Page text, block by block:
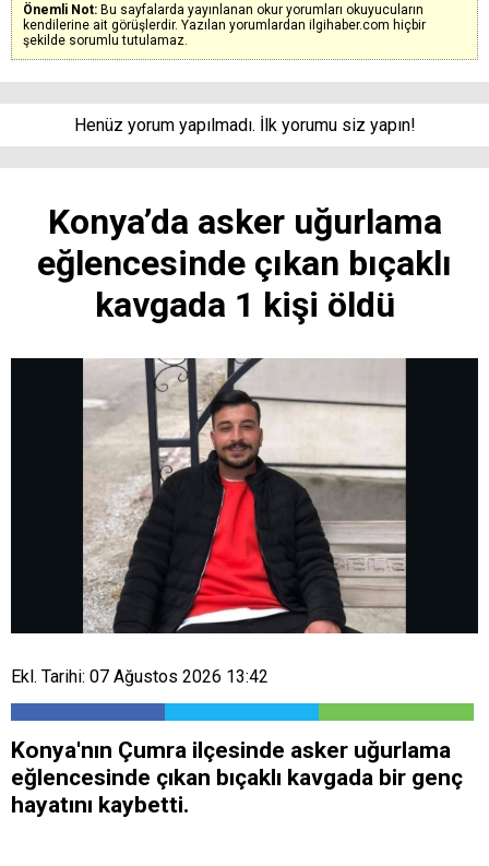
Önemli Not: Bu sayfalarda yayınlanan okur yorumları okuyucuların
kendilerine ait görüşlerdir. Yazılan yorumlardan ilgihaber.com hiçbir
şekilde sorumlu tutulamaz.
Henüz yorum yapılmadı. İlk yorumu siz yapın!
Konya’da asker uğurlama
eğlencesinde çıkan bıçaklı
kavgada 1 kişi öldü
Ekl. Tarihi: 07 Ağustos 2026 13:42
Konya'nın Çumra ilçesinde asker uğurlama
eğlencesinde çıkan bıçaklı kavgada bir genç
hayatını kaybetti.